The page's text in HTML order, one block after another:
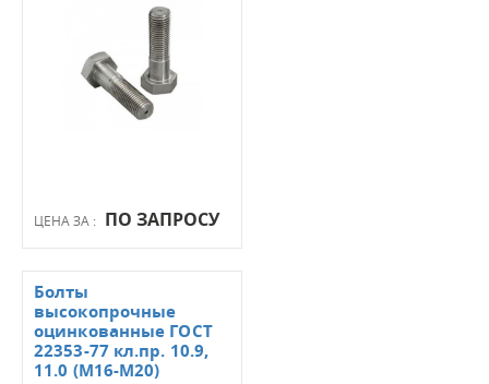
ЦЕНА ЗА : ПО ЗАПРОСУ
Болты
высокопрочные
оцинкованные ГОСТ
22353-77 кл.пр. 10.9,
11.0 (М16-М20)